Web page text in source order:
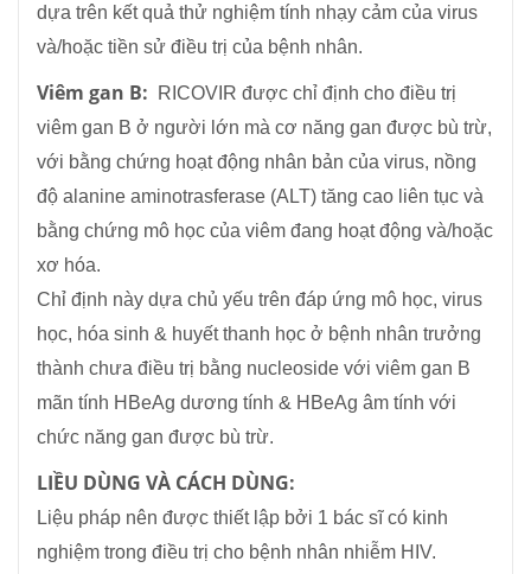
dựa trên kết quả thử nghiệm tính nhạy cảm của virus
và/hoặc tiền sử điều trị của bệnh nhân.
Viêm gan B: RICOVIR được chỉ định cho điều trị
viêm gan B ở người lớn mà cơ năng gan được bù trừ,
với bằng chứng hoạt động nhân bản của virus, nồng
độ alanine aminotrasferase (ALT) tăng cao liên tục và
bằng chứng mô học của viêm đang hoạt động và/hoặc
xơ hóa.
Chỉ định này dựa chủ yếu trên đáp ứng mô học, virus
học, hóa sinh & huyết thanh học ở bệnh nhân trưởng
thành chưa điều trị bằng nucleoside với viêm gan B
mãn tính HBeAg dương tính & HBeAg âm tính với
chức năng gan được bù trừ.
LIỀU DÙNG VÀ CÁCH DÙNG:
Liệu pháp nên được thiết lập bởi 1 bác sĩ có kinh
nghiệm trong điều trị cho bệnh nhân nhiễm HIV.